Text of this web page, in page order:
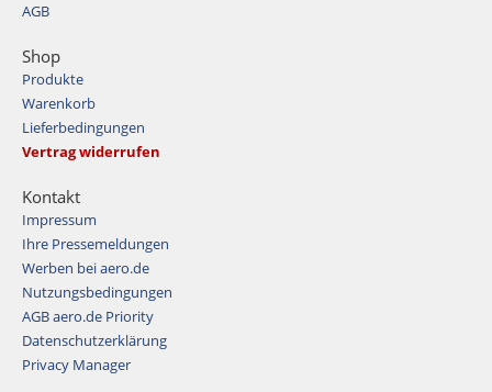
AGB
Shop
Produkte
Warenkorb
Lieferbedingungen
Vertrag widerrufen
Kontakt
Impressum
Ihre Pressemeldungen
Werben bei aero.de
Nutzungsbedingungen
AGB aero.de Priority
Datenschutzerklärung
Privacy Manager